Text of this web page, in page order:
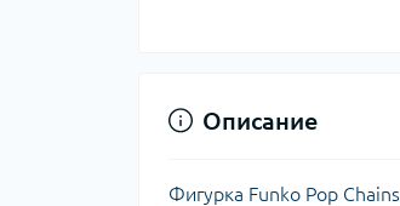
Описание
Фигурка Funko Pop